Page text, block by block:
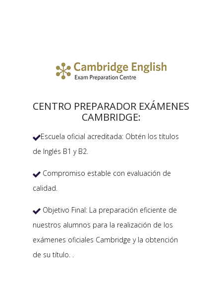
CENTRO PREPARADOR EXÁMENES
CAMBRIDGE:
Escuela oficial acreditada: Obtén los títulos
de Inglés B1 y B2.
 Compromiso estable con evaluación de
calidad.
 Objetivo Final: La preparación eficiente de
nuestros alumnos para la realización de los
exámenes oficiales Cambridge y la obtención
de su título. .